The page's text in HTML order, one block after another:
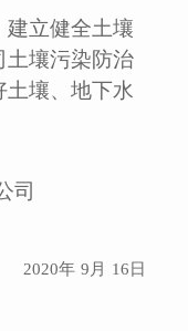
建立健全土壤
土壤污染防治
土壤、地下水
司
2020年 9 月 16 日